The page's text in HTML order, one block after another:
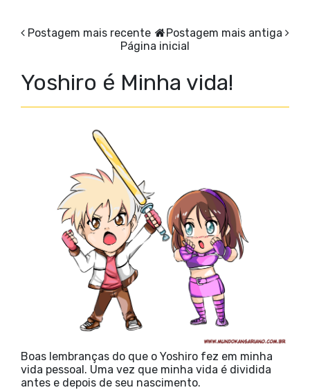
Postagem mais recente
Postagem mais antiga
Página inicial
Yoshiro é Minha vida!
Boas lembranças do que o Yoshiro fez em minha
vida pessoal. Uma vez que minha vida é dividida
antes e depois de seu nascimento.